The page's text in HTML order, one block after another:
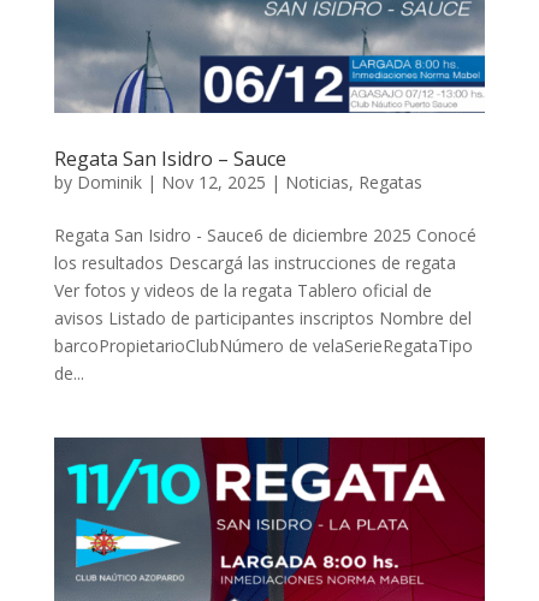
Regata San Isidro – Sauce
by Dominik| Nov 12, 2025 | Noticias, Regatas
Regata San Isidro - Sauce6 de diciembre 2025 Conocé
los resultados Descargá las instrucciones de regata
Ver fotos y videos de la regata Tablero oficial de
avisos Listado de participantes inscriptos Nombre del
barcoPropietarioClubNúmero de velaSerieRegataTipo
de...